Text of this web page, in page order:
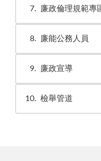
7 廉政倫理規範專
8 廉能公務人員
9 廉政宣導
10 檢舉管道